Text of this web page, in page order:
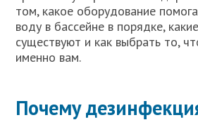
том, какое оборудование
воду в бассейне в порядке,
существуют и как выбрать то,
именно вам.
Почему